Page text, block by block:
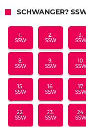
SCHWANGER?
1.
SSW
2.
SSW
3.
SSW
8.
SSW
9.
SSW
10.
SSW
15.
SSW
16.
SSW
17.
SSW
22.
SSW
23.
SSW
24.
SSW